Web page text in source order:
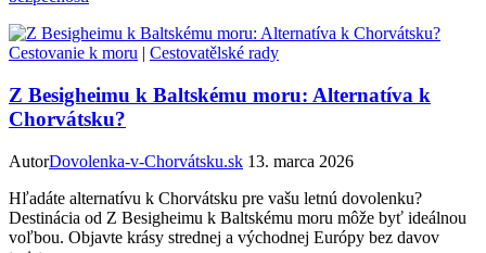
Cestovanie k moru | Cestovatělské rady
Z Besigheimu k Baltskému moru: Alternatíva k
Chorvátsku?
AutorDovolenka-v-Chorvátsku.sk 13. marca 2026
Hľadáte alternatívu k Chorvátsku pre vašu letnú dovolenku?
Destinácia od Z Besigheimu k Baltskému moru môže byť ideálnou
voľbou. Objavte krásy strednej a východnej Európy bez davov